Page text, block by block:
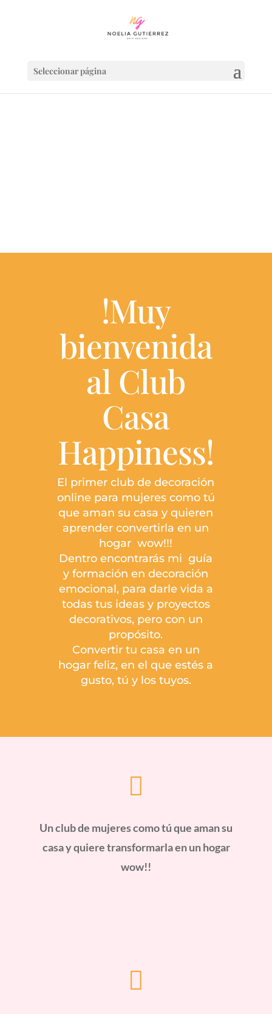
Seleccionar página
!Muy
bienvenida
al Club
Casa
Happiness!
El primer club de decoración
online para mujeres como tú
que aman su casa y quieren
aprender convertirla en un
hogar wow!!!
Dentro encontrarás mi guía
y formación en decoración
emocional, para darle vida a
todas tus ideas y proyectos
decorativos, pero con un
propósito.
Convertir tu casa en un
hogar feliz, en el que estés a
gusto, tú y los tuyos.

Un club de mujeres como tú que aman su
casa y quiere transformarla en un hogar
wow!!
